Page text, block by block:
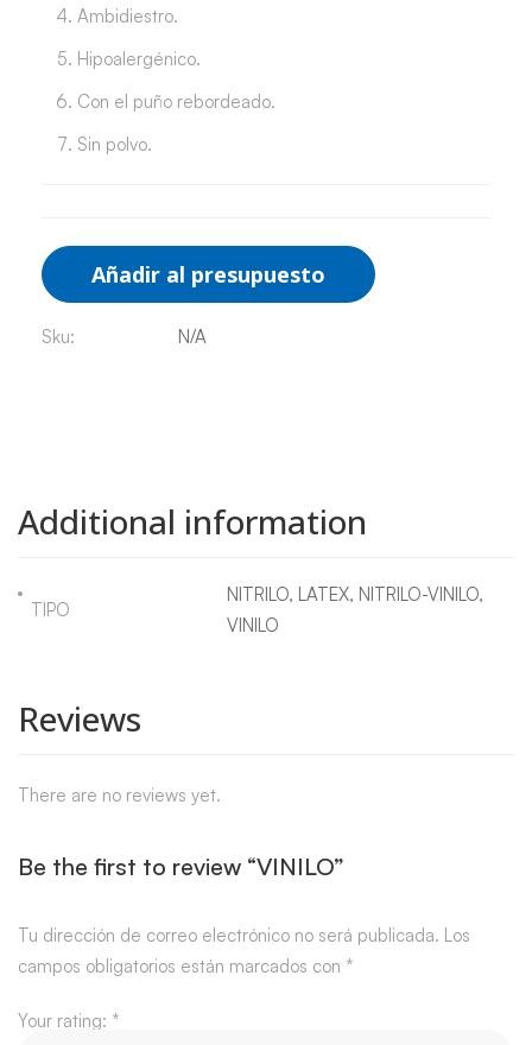
Ambidiestro.
Hipoalergénico.
Con el puño rebordeado.
Sin polvo.
Añadir al presupuesto
Sku: N/A
Additional information
TIPO
NITRILO, LATEX, NITRILO-VINILO,
VINILO
Reviews
There are no reviews yet.
Be the first to review “VINILO”
Tu dirección de correo electrónico no será publicada. Los
campos obligatorios están marcados con *
Your rating: *